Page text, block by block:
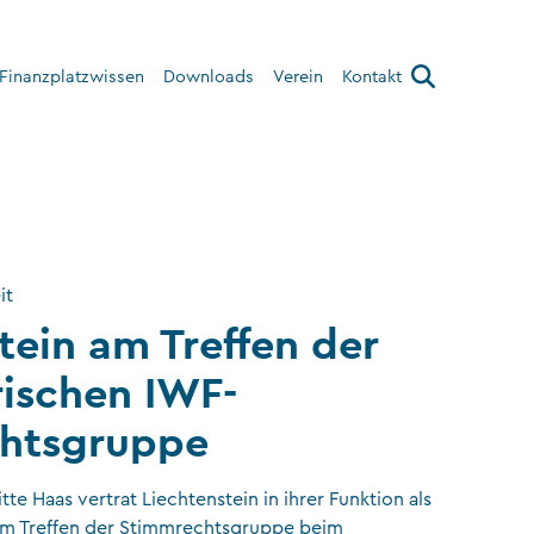
Finanzplatzwissen Downloads Verein Kontakt
am Treffen der
IWF-
Haas vertrat Liechtenstein in ihrer Funktion als
Treffen der Stimmrechtsgruppe beim